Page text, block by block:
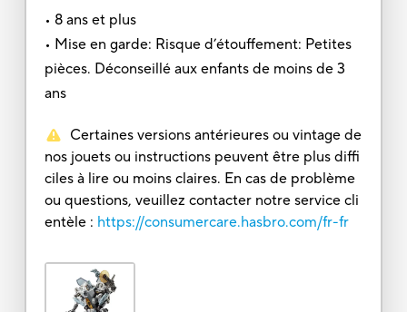
• 8 ans et plus
• Mise en garde: Risque d’étouffement: Petites
pièces. Déconseillé aux enfants de moins de 3
ans
Certaines versions antérieures ou vintage de
nos jouets ou instructions peuvent être plus diffi
ciles à lire ou moins claires. En cas de problème
ou questions, veuillez contacter notre service cli
entèle : https://consumercare.hasbro.com/fr-fr